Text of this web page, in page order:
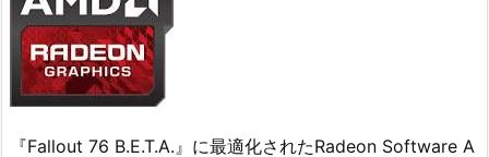
『Fallout 76 B.E.T.A.』に最適化されたRadeon Software A